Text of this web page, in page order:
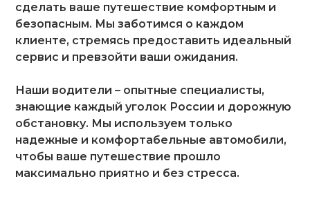
сделать ваше путешествие комфортным и
безопасным. Мы заботимся о каждом
клиенте, стремясь предоставить идеальный
сервис и превзойти ваши ожидания.
Наши водители – опытные специалисты,
знающие каждый уголок России и дорожную
обстановку. Мы используем только
надежные и комфортабельные автомобили,
чтобы ваше путешествие прошло
максимально приятно и без стресса.